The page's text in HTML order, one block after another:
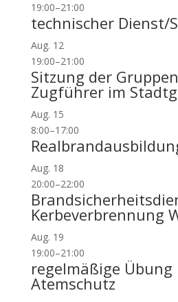
19:00–21:00
technischer Dienst/
Aug. 12
19:00–21:00
Sitzung der
Zugführer im
Aug. 15
8:00–17:00
Aug. 18
20:00–22:00
Kerbeverbrennung
Aug. 19
19:00–21:00
regelmäßige Übung
Atemschutz